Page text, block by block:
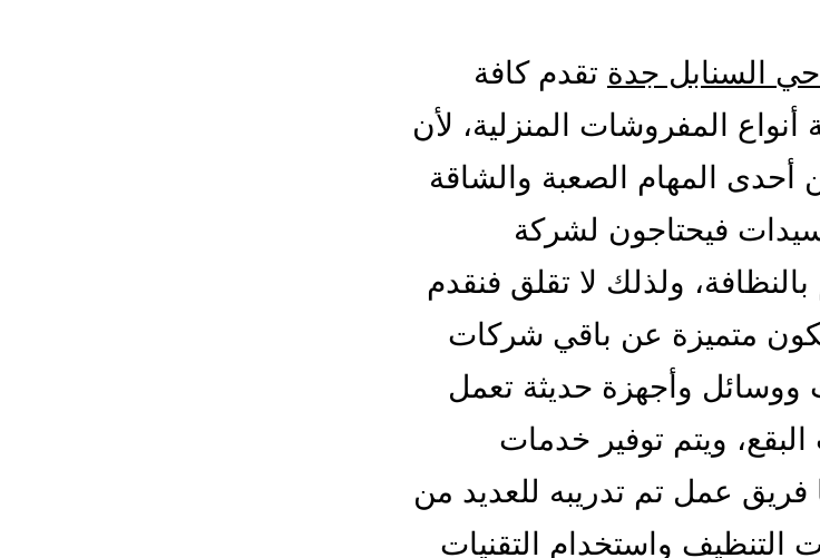
السنابل جدة تقدم كافة
المفروشات المنزلية، لأن
أحدى المهام الصعبة والشاقة
فيحتاجون لشركة
ولذلك لا تقلق فنقدم
متميزة عن باقي شركات
ووسائل وأجهزة حديثة تعمل
البقع، ويتم توفير خدمات
فريق عمل تم تدريبه للعديد من
التنظيف واستخدام التقنيات